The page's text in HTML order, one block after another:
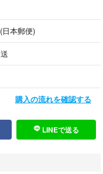
本郵便)
購入の流れを確認する
LINEで送る